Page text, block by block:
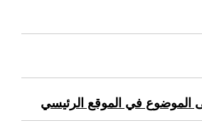
الموضوع في الموقع الرئيسي